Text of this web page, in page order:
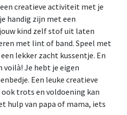
creatieve activiteit met je
handig zijn met een
kind zelf stof uit laten
met lint of band. Speel met
lekker zacht kussentje. En
voilà! Je hebt je eigen
Een leuke creatieve
trots en voldoening kan
hulp van papa of mama, iets